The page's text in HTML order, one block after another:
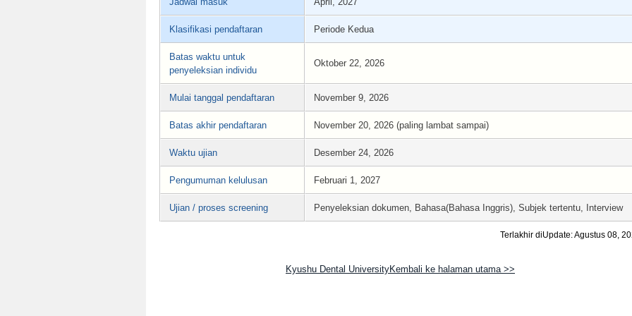
Klasifikasi pendaftaran Periode Kedua
Batas waktu untuk
penyeleksian individu
Oktober 22, 2026
Mulai tanggal pendaftaran November 9, 2026
Batas akhir pendaftaran November 20, 2026 (paling lambat sampai)
Waktu ujian Desember 24, 2026
Pengumuman kelulusan Februari 1, 2027
Ujian / proses screening Penyeleksian dokumen, Bahasa(Bahasa Inggris), Subjek tertentu, Interview
Terlakhir diUpdate: Agustus 08,
Kyushu Dental UniversityKembali ke halaman utama >>